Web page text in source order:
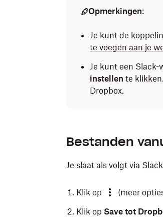
Opmerkingen:
Je kunt de
te voegen aan je
Je kunt een
instellen te
Dropbox.
Bestanden
Je slaat als volgt via
Klik op
(meer
Klik op Save tot